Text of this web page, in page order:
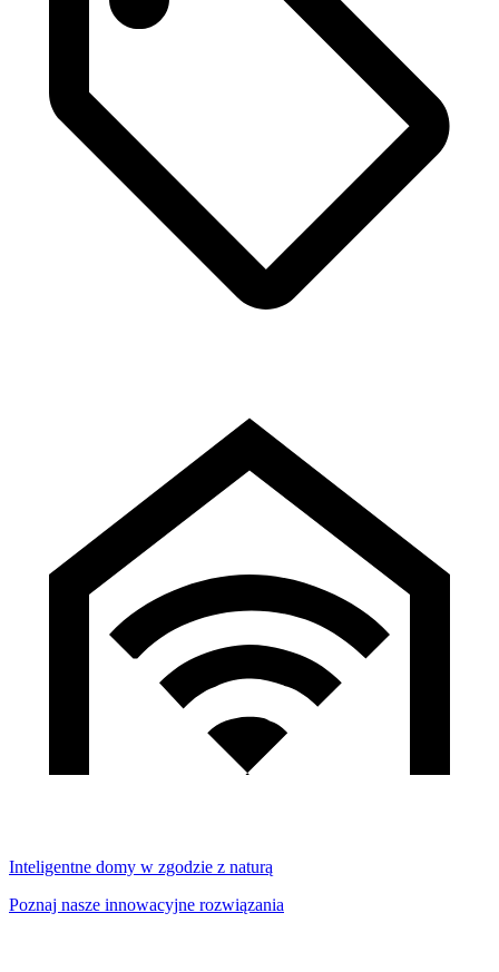
Inteligentne domy w zgodzie z naturą
Poznaj nasze innowacyjne rozwiązania